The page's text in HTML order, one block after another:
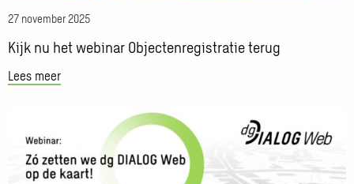
27 november 2025
Kijk nu het webinar Objectenregistratie terug
Lees meer
meer
over
Alle